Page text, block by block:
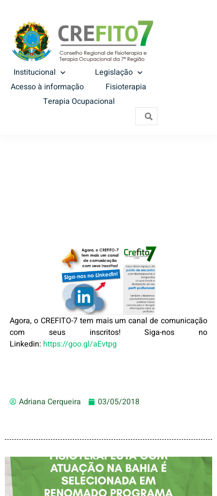
Institucional
Legislação
Acesso à informação
Fisioterapia
Terapia Ocupacional
Agora, o CREFITO-7 tem mais um canal de comunicação
com seus inscritos! Siga-nos no
Linkedin: https://goo.gl/aEvtpg
Adriana Cerqueira 03/05/2018